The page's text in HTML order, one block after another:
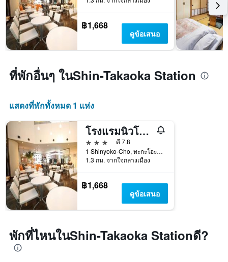
฿1,668
ดูข้อเสนอ
ที่พักอื่นๆ ในShin-Takaoka Station
แสดงที่พักทั้งหมด 1 แห่ง
โรงแรมนิวโอตานิ ทากาโอกะ
3 ดาว
ดี 7.8
1 Shinyoko-Cho, ทะกะโอะกะ, ญี่ปุ่น
1.3 กม. จากใจกลางเมือง
฿1,668
ดูข้อเสนอ
พักที่ไหนในShin-Takaoka Stationดี?